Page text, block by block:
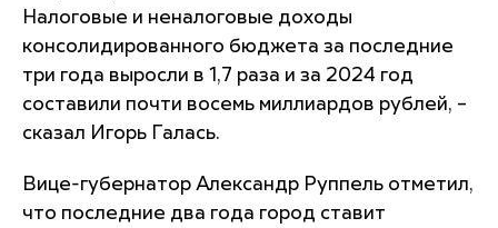
Налоговые и неналоговые доходы
консолидированного бюджета за последние
три года выросли в 1,7 раза и за 2024 год
составили почти восемь миллиардов рублей, –
сказал Игорь Галась.
Вице-губернатор Александр Руппель отметил,
что последние два года город ставит